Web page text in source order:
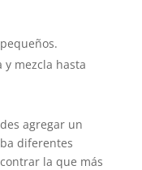
y mezcla hasta
agregar un
diferentes
la que más